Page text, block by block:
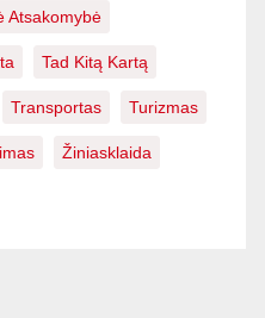
Atsakomybė
Tad Kitą Kartą
Transportas Turizmas
Žiniasklaida